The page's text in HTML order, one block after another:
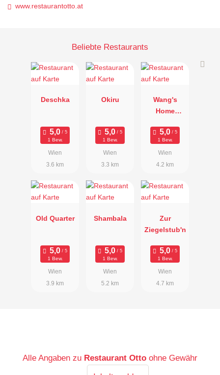
www.restaurantotto.at
Beliebte Restaurants
Deschka
1 Bew.
Wien
3.6 km
Okiru
1 Bew.
Wien
3.3 km
Wang's
Home
1 Bew.
Wien
4.2 km
Old Quarter
1 Bew.
Wien
3.9 km
Shambala
1 Bew.
Wien
5.2 km
Zur
Ziegelstub'n
1 Bew.
Wien
4.7 km
Alle Angaben zu Restaurant Otto ohne Gewähr